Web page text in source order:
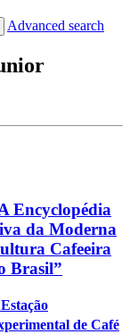
Advanced search
Encyclopédia
da Moderna
Cafeeira
Brasil”
de Café